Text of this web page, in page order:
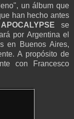
un álbum que
han hecho antes
se
por Argentina el
en Buenos Aires,
A propósito de
con Francesco